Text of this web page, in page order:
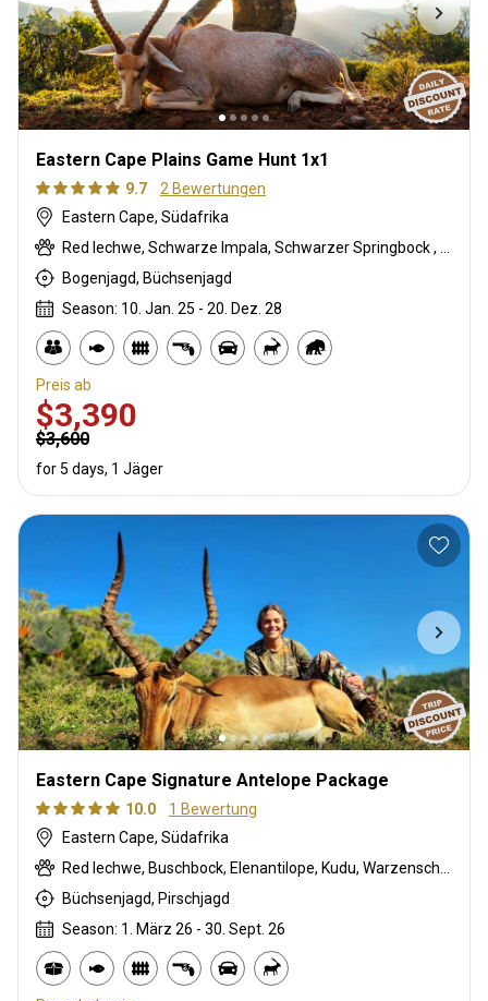
Eastern Cape Plains Game Hunt 1x1
9.7
2 Bewertungen
Eastern Cape, Südafrika
Red lechwe, Schwarze Impala, Schwarzer Springbock , Weißschwanzgnu, Blauducker, Streifengnu, Buntbock, Buschbock, Buschschwein, Afrikanischer Büffel, Kap Elenantilope, Kap Springbock, Karakal, Blessbock, Kronenducker, Riedbock, Copper Springbock , Damhirsch, Spießbock, Giraffe, Rehantilope, Greisbock, Impala, Klippspringer, Kudu, Bergriedbock, Nyala Antilope, Bleichböckchen, Strauß, Südafrikanische Kuhantilope, Pferdeantilope, Zobel, Säbelantilope, Steinböckchen, Warzenschwein, Wasserbock, Weißer Blessbock, Weißer Springbock , Zebra
Bogenjagd, Büchsenjagd
Season: 10. Jan. 25 - 20. Dez. 28
Preis ab
$3,390
$3,600
for 5 days, 1 Jäger
Eastern Cape Signature Antelope Package
10.0
1 Bewertung
Eastern Cape, Südafrika
Büchsenjagd, Pirschjagd
Season: 1. März 26 - 30. Sept. 26